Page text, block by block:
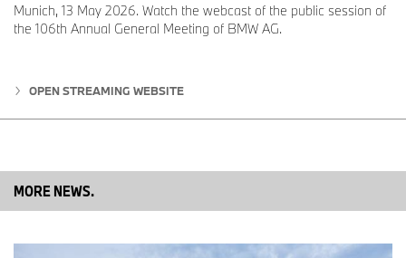
Munich, 13 May 2026. Watch the webcast of the public session of
the 106th Annual General Meeting of BMW AG.
OPEN STREAMING WEBSITE
MORE NEWS.